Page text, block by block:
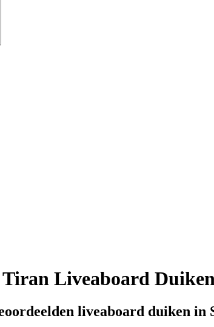
Liveaboard
liveaboard duiken in